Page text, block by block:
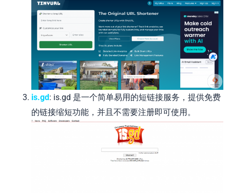
is.gd: is.gd 是一个简单易用的短链接服务，提供免费
的链接缩短功能，并且不需要注册即可使用。